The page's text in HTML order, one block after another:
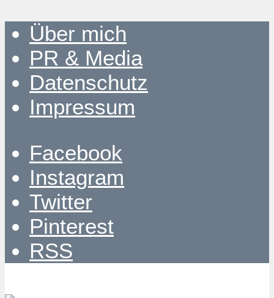
Über mich
PR & Media
Datenschutz
Impressum
Facebook
Instagram
Twitter
Pinterest
RSS